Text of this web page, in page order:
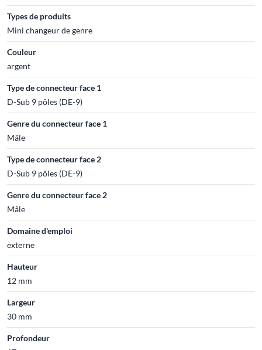
Types de produits
Mini changeur de genre
Couleur
argent
Type de connecteur face 1
D-Sub 9 pôles (DE-9)
Genre du connecteur face 1
Mâle
Type de connecteur face 2
D-Sub 9 pôles (DE-9)
Genre du connecteur face 2
Mâle
Domaine d'emploi
externe
Hauteur
12 mm
Largeur
30 mm
Profondeur